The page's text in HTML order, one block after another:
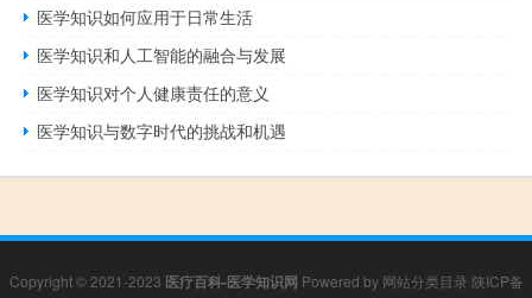
医学知识如何应用于日常生活
医学知识和人工智能的融合与发展
医学知识对个人健康责任的意义
医学知识与数字时代的挑战和机遇
Copyright © 2021-2023 医疗百科-医学知识网 Powered by 网站分类目录 陕ICP备